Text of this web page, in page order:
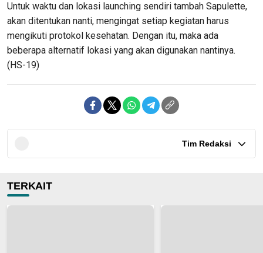
Untuk waktu dan lokasi launching sendiri tambah Sapulette,
akan ditentukan nanti, mengingat setiap kegiatan harus
mengikuti protokol kesehatan. Dengan itu, maka ada
beberapa alternatif lokasi yang akan digunakan nantinya.
(HS-19)
Tim Redaksi
TERKAIT